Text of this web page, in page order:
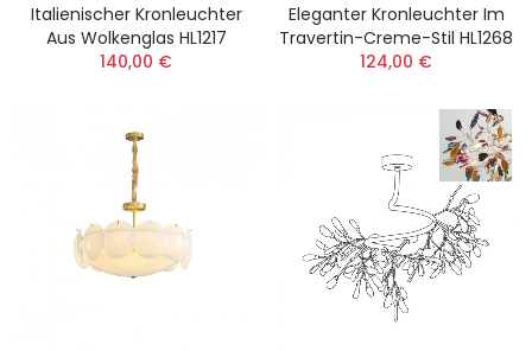
Italienischer Kronleuchter
Aus Wolkenglas HL1217
140,00 €
Eleganter Kronleuchter Im
Travertin-Creme-Stil HL1268
124,00 €